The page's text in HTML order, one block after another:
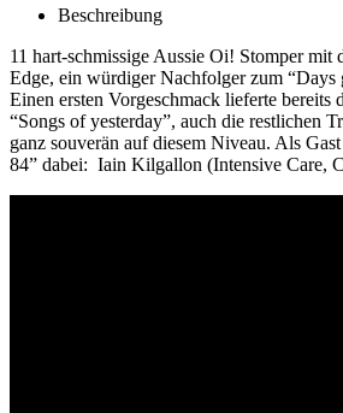
Beschreibung
11 hart-schmissige Aussie Oi! Stomper mit
Edge, ein würdiger Nachfolger zum “Days
Einen ersten Vorgeschmack lieferte bereits
“Songs of yesterday”, auch die restlichen
ganz souverän auf diesem Niveau. Als
84” dabei: Iain Kilgallon (Intensive Care,